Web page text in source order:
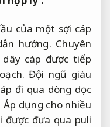
của một sợi cáp
hướng. Chuyên
dây cáp được tiếp
Đội ngũ giàu
đi qua dòng dọc
Áp dụng cho nhiều
được đưa qua puli